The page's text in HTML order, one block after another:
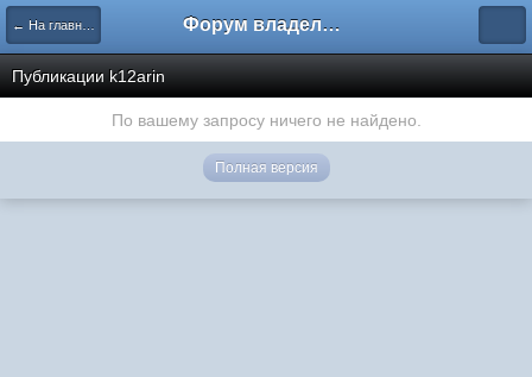
← На главную Форум владельцев интернет-магазинов
Публикации k12arin
По вашему запросу ничего не найдено.
Полная версия